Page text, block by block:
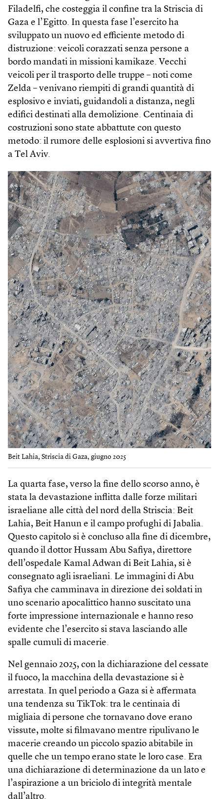
Filadelfi, che costeggia il confine tra la Striscia di
Gaza e l’Egitto. In questa fase l’esercito ha
sviluppato un nuovo ed efficiente metodo di
distruzione: veicoli corazzati senza persone a
bordo mandati in missioni kamikaze. Vecchi
veicoli per il trasporto delle truppe – noti come
Zelda – venivano riempiti di grandi quantità di
esplosivo e inviati, guidandoli a distanza, negli
edifici destinati alla demolizione. Centinaia di
costruzioni sono state abbattute con questo
metodo: il rumore delle esplosioni si avvertiva fino
a Tel Aviv.
Beit Lahia, Striscia di Gaza, giugno 2025
La quarta fase, verso la fine dello scorso anno, è
stata la devastazione inflitta dalle forze militari
israeliane alle città del nord della Striscia: Beit
Lahia, Beit Hanun e il campo profughi di Jabalia.
Questo capitolo si è concluso alla fine di dicembre,
quando il dottor Hussam Abu Safiya, direttore
dell’ospedale Kamal Adwan di Beit Lahia, si è
consegnato agli israeliani. Le immagini di Abu
Safiya che camminava in direzione dei soldati in
uno scenario apocalittico hanno suscitato una
forte impressione internazionale e hanno reso
evidente che l’esercito si stava lasciando alle
spalle cumuli di macerie.
Nel gennaio 2025, con la dichiarazione del cessate
il fuoco, la macchina della devastazione si è
arrestata. In quel periodo a Gaza si è affermata
una tendenza su TikTok: tra le centinaia di
migliaia di persone che tornavano dove erano
vissute, molte si filmavano mentre ripulivano le
macerie creando un piccolo spazio abitabile in
quelle che un tempo erano state le loro case. Era
una dichiarazione di determinazione da un lato e
l’aspirazione a un briciolo di integrità mentale
dall’altro.